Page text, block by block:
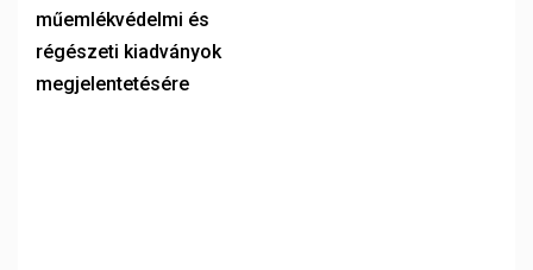
műemlékvédelmi és
régészeti kiadványok
megjelentetésére